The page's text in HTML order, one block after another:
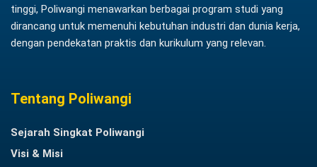
tinggi, Poliwangi menawarkan berbagai program studi yang
dirancang untuk memenuhi kebutuhan industri dan dunia kerja,
dengan pendekatan praktis dan kurikulum yang relevan.
Tentang Poliwangi
Sejarah Singkat Poliwangi
Visi & Misi